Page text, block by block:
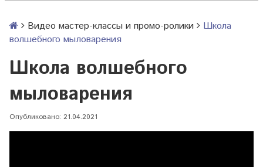
Видео мастер-классы и промо-ролики
Школа
волшебного мыловарения
Школа волшебного
мыловарения
Опубликовано: 21.04.2021